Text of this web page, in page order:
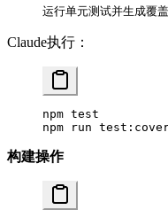
运行单元测试并生成覆
Claude执行：
npm test
npm run
构建操作